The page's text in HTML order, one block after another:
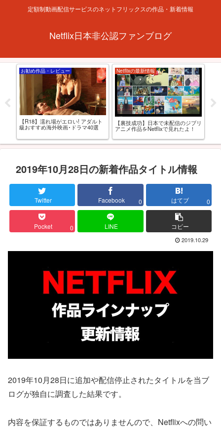
定額制動画配信サービスのネットフリックスの作品・新着情報
Netflix日本非公認ファンブログ
お勧め作品・レビュー
【R18】濡れ場がエロい! アダルト
級おすすめ海外映画･ドラマ40選
Netflixの最新情報
【裏技成功】日本で未配信のジブリ
アニメ作品をNetflixで見れたよ！
2019年10月28日の新着作品タイトル情報
Twitter Facebook 0 はてブ 0
Pocket 0 LINE コピー
2019.10.29
2019年10月28日に追加や配信停止されたタイトルを当ブ
ログが独自に調査した結果です。
内容を保証するものではありませんので、Netflixへの問い